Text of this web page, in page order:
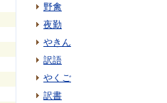
野禽
夜勤
やきん
訳語
やくご
訳書